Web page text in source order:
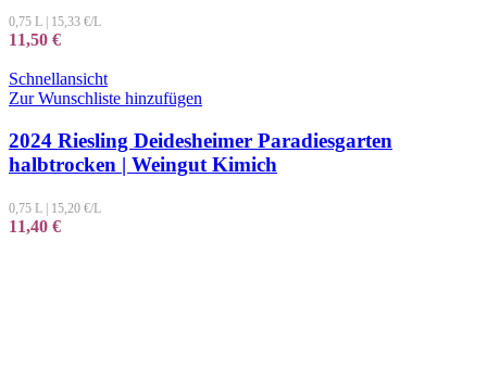
0,75 L 15,33 €/L
11,50 €
Schnellansicht
Zur Wunschliste hinzufügen
2024 Riesling Deidesheimer Paradiesgarten
halbtrocken | Weingut Kimich
0,75 L | 15,20 €/L
11,40 €